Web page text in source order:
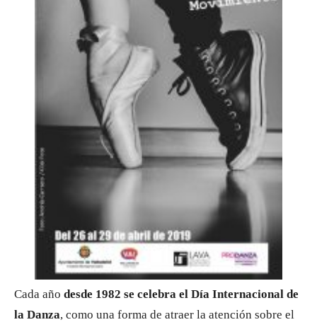
Cada año desde 1982 se celebra el Día Internacional de
la Danza, como una forma de atraer la atención sobre el